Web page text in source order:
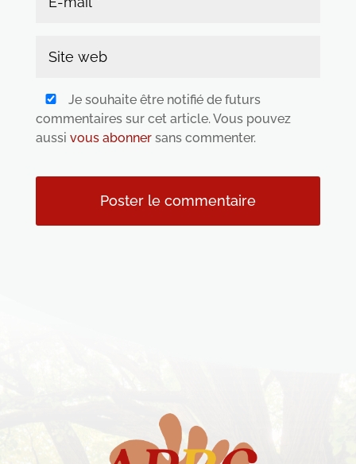
Je souhaite être notifié de futurs
commentaires sur cet article. Vous pouvez
aussi vous abonnersans commenter.